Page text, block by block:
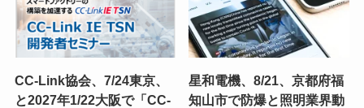
CC-Link協会、7/24東京、
と2027年1/22大阪で「CC-
星和電機、8/21、京都府福
知山市で防爆と照明業界動